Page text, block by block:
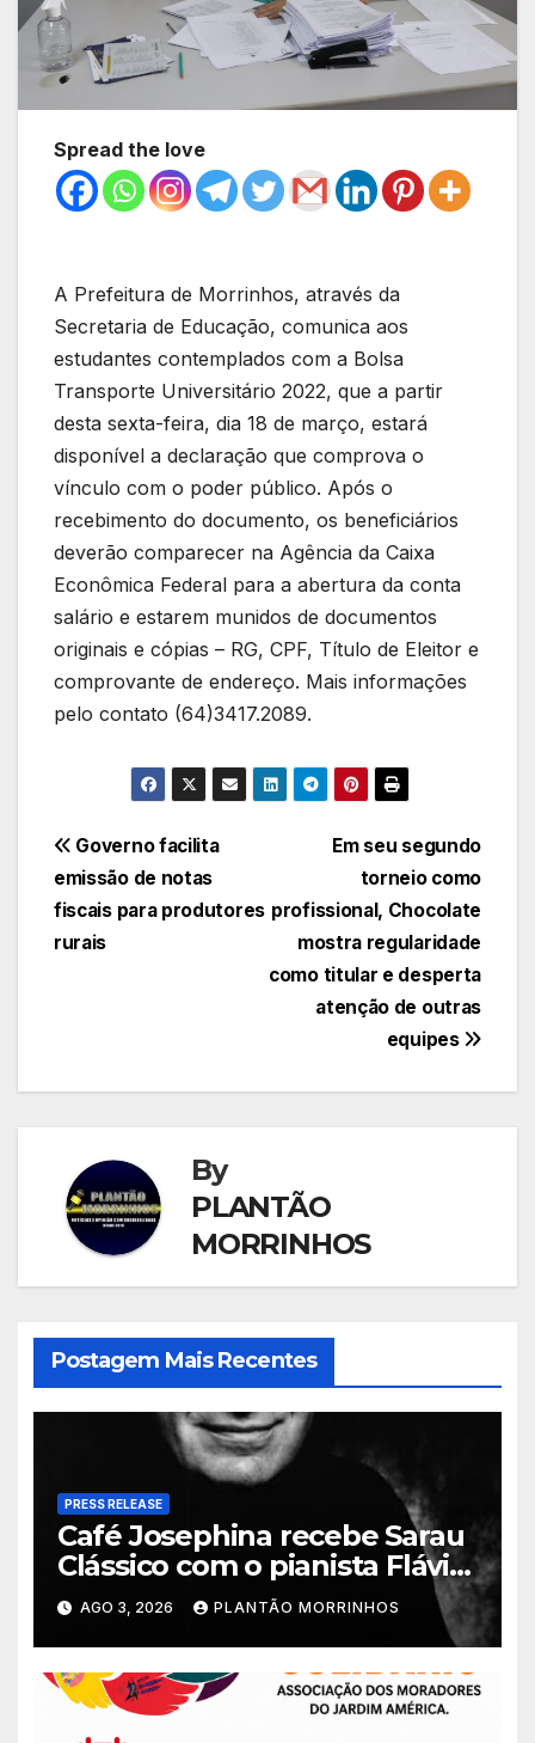
Spread the love
A Prefeitura de Morrinhos, através da
Secretaria de Educação, comunica aos
estudantes contemplados com a Bolsa
Transporte Universitário 2022, que a partir
desta sexta-feira, dia 18 de março, estará
disponível a declaração que comprova o
vínculo com o poder público. Após o
recebimento do documento, os beneficiários
deverão comparecer na Agência da Caixa
Econômica Federal para a abertura da conta
salário e estarem munidos de documentos
originais e cópias – RG, CPF, Título de Eleitor e
comprovante de endereço. Mais informações
pelo contato (64)3417.2089.
Navegação
de
Post
Em seu segundo
torneio como
profissional, Chocolate
mostra regularidade
como titular e desperta
atenção de outras
equipes
Governo facilita
emissão de notas
fiscais para produtores
rurais
By
PLANTÃO
MORRINHOS
Postagem Mais Recentes
PRESS RELEASE
Café Josephina recebe Sarau
Clássico com o pianista Flávio
Varani nesta terça-feira
AGO 3, 2026 PLANTÃO MORRINHOS